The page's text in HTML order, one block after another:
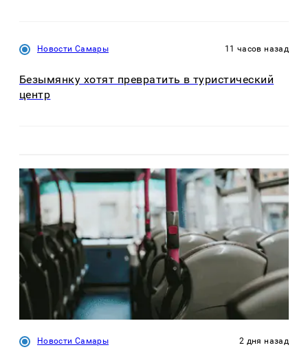
Новости Самары 11 часов назад
Безымянку хотят превратить в туристический
центр
Новости Самары 2 дня назад